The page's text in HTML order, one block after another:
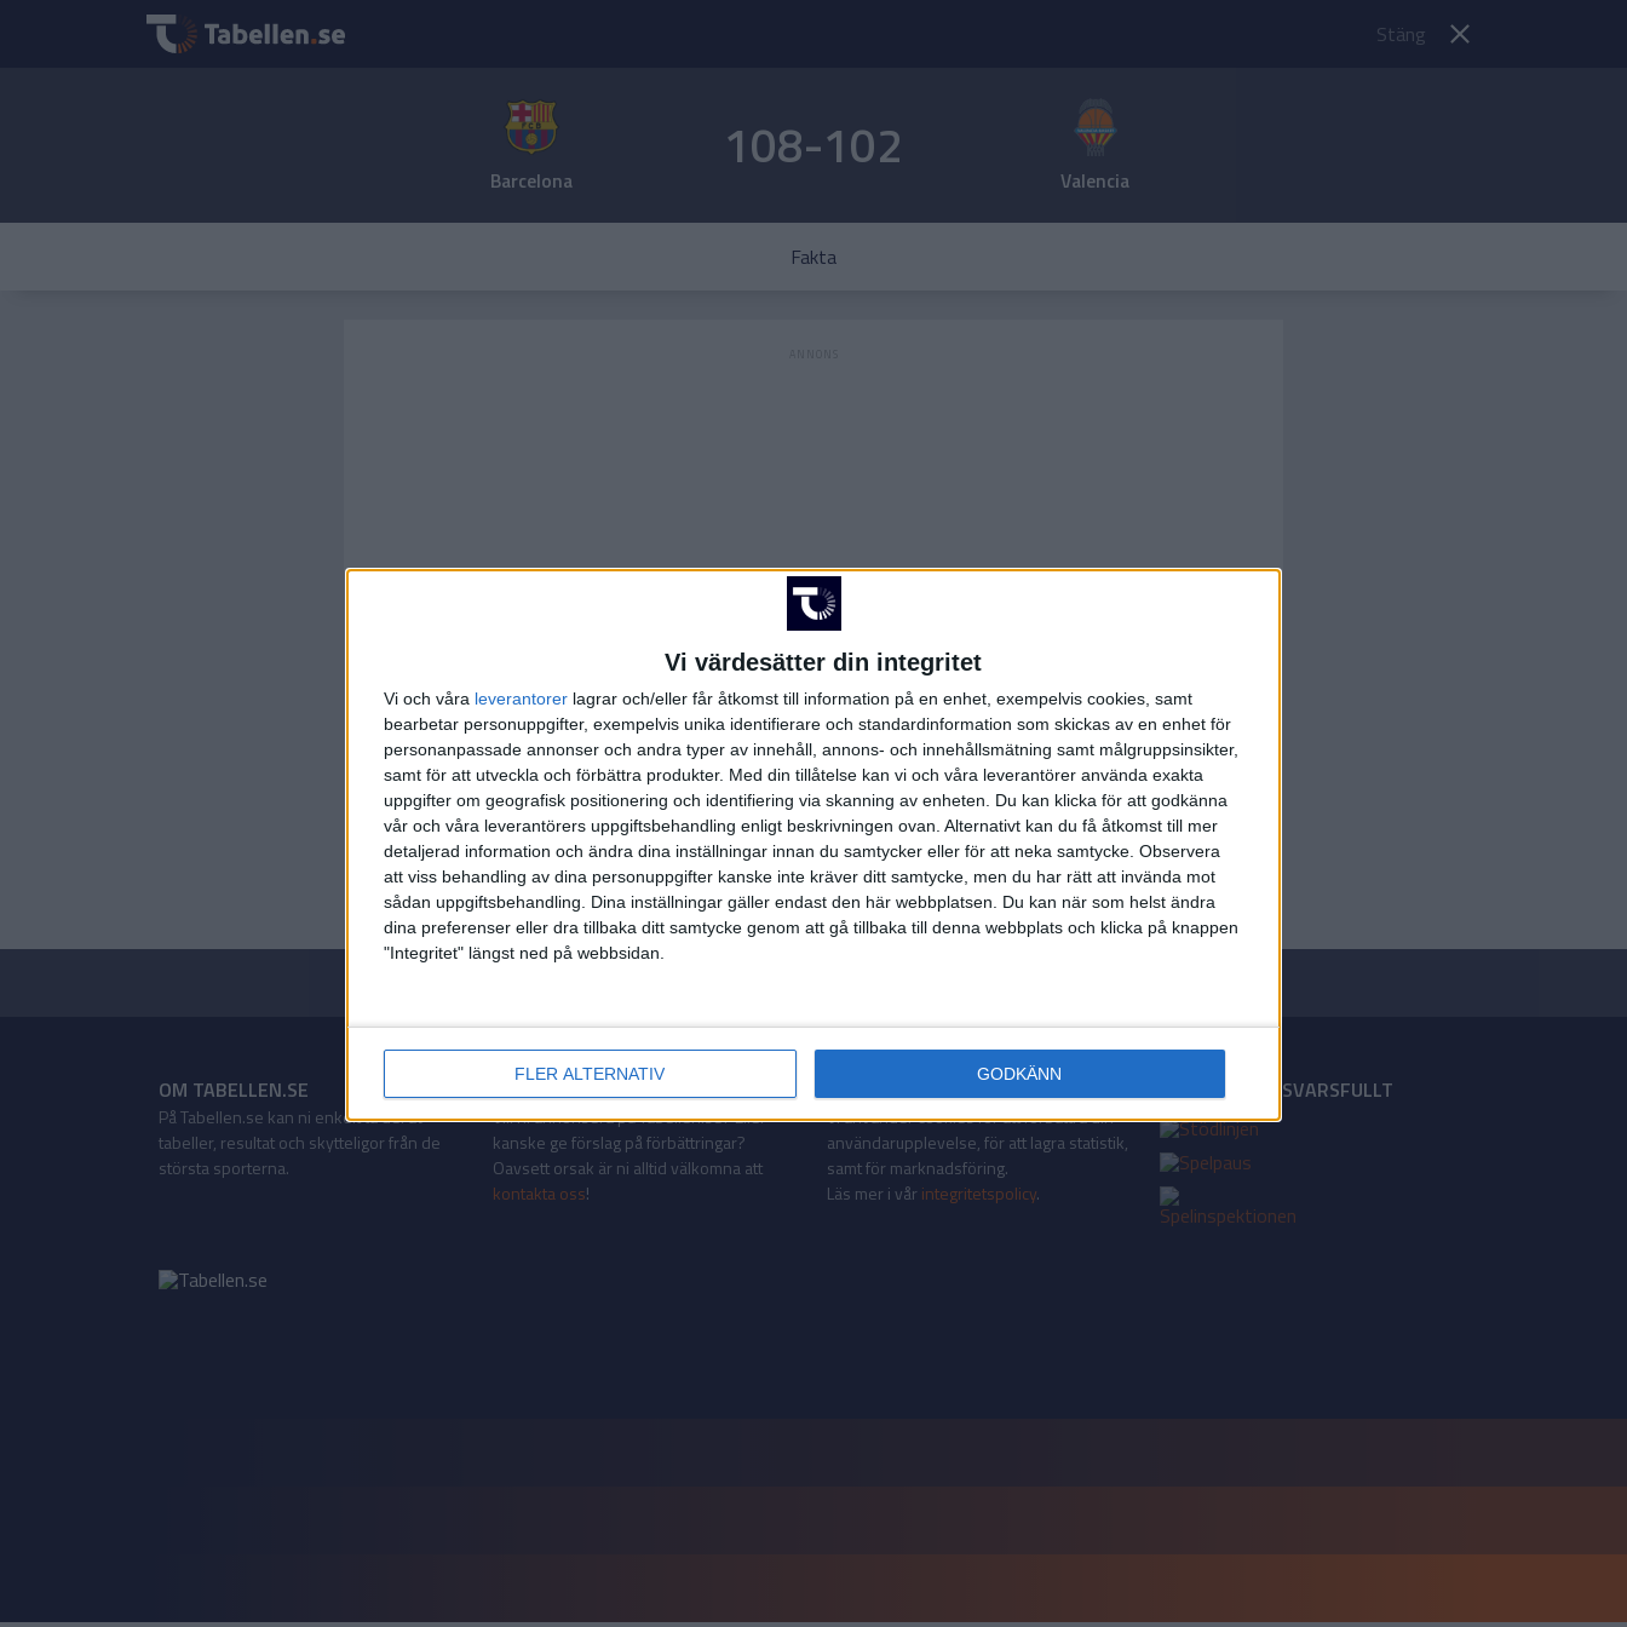
Vi värdesätter din integritet
Vi och våra leverantorer lagrar och/eller får åtkomst till information på en enhet, exempelvis cookies, samt
bearbetar personuppgifter, exempelvis unika identifierare och standardinformation som skickas av en enhet för
personanpassade annonser och andra typer av innehåll, annons- och innehållsmätning samt målgruppsinsikter,
samt för att utveckla och förbättra produkter. Med din tillåtelse kan vi och våra leverantörer använda exakta
uppgifter om geografisk positionering och identifiering via skanning av enheten. Du kan klicka för att godkänna
vår och våra leverantörers uppgiftsbehandling enligt beskrivningen ovan. Alternativt kan du få åtkomst till mer
detaljerad information och ändra dina inställningar innan du samtycker eller för att neka samtycke. Observera
att viss behandling av dina personuppgifter kanske inte kräver ditt samtycke, men du har rätt att invända mot
sådan uppgiftsbehandling. Dina inställningar gäller endast den här webbplatsen. Du kan när som helst ändra
dina preferenser eller dra tillbaka ditt samtycke genom att gå tillbaka till denna webbplats och klicka på knappen
"Integritet" längst ned på webbsidan.
FLER ALTERNATIV GODKÄNN
Stäng
Barcelona 108-102 Valencia
Fakta
FAKTA
Euro League
Fre 10/10, kl 20:30
Matchstart
OM TABELLEN.SE
På Tabellen.se kan ni enkelt ta del av
tabeller, resultat och skytteligor från de
största sporterna.
KONTAKT
Vill ni annonsera på Tabellen.se? Eller
kanske ge förslag på förbättringar?
Oavsett orsak är ni alltid välkomna att
kontakta oss!
INTEGRITETSPOLICY
Vi använder cookies för att förbättra din
användarupplevelse, för att lagra statistik,
samt för marknadsföring.
Läs mer i vår integritetspolicy.
18+ SPELA ANSVARSFULLT